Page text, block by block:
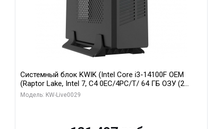
Системный блок KWIK (Intel Core i3-14100F OEM
(Raptor Lake, Intel 7, C4 0EC/4PC/T/ 64 ГБ ОЗУ (2
модуля)/ MSI RTX5060Ti SHADOW 2X OC PLUS 8GB
Модель: KW-Live0029